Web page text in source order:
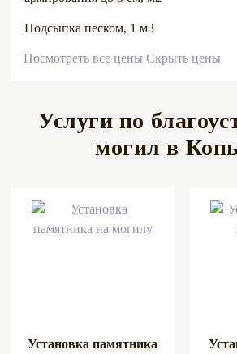
Подсыпка песком, 1 м3
Посмотреть все цены Скрыть цены
Услуги по
могил в
Установка памятника